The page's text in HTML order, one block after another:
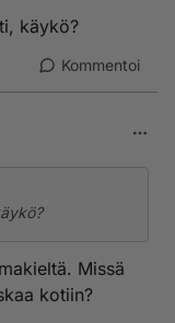
käykö?
Kommentoi
Missä
kotiin?